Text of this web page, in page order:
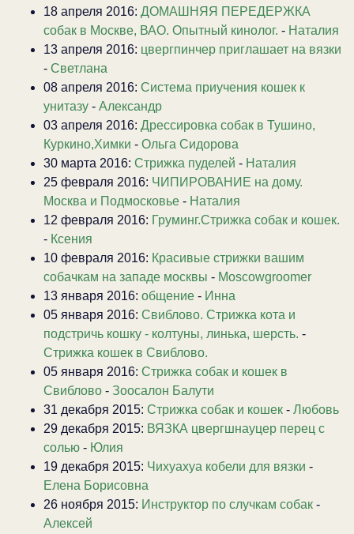
18 апреля 2016: ДОМАШНЯЯ ПЕРЕДЕРЖКА
собак в Москве, ВАО. Опытный кинолог. - Наталия
13 апреля 2016: цвергпинчер приглашает на вязки
- Светлана
08 апреля 2016: Система приучения кошек к
унитазу - Александр
03 апреля 2016: Дрессировка собак в Тушино,
Куркино,Химки - Ольга Сидорова
30 марта 2016: Стрижка пуделей - Наталия
25 февраля 2016: ЧИПИРОВАНИЕ на дому.
Москва и Подмосковье - Наталия
12 февраля 2016: Груминг.Стрижка собак и кошек.
- Ксения
10 февраля 2016: Красивые стрижки вашим
собачкам на западе москвы - Moscowgroomer
13 января 2016: общение - Инна
05 января 2016: Свиблово. Стрижка кота и
подстричь кошку - колтуны, линька, шерсть. -
Стрижка кошек в Свиблово.
05 января 2016: Стрижка собак и кошек в
Свиблово - Зоосалон Балути
31 декабря 2015: Стрижка собак и кошек - Любовь
29 декабря 2015: ВЯЗКА цвергшнауцер перец с
солью - Юлия
19 декабря 2015: Чихуахуа кобели для вязки -
Елена Борисовна
26 ноября 2015: Инструктор по случкам собак -
Алексей